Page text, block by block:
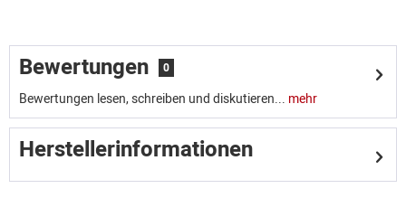
Bewertungen 0
Bewertungen lesen, schreiben und diskutieren... mehr
Herstellerinformationen